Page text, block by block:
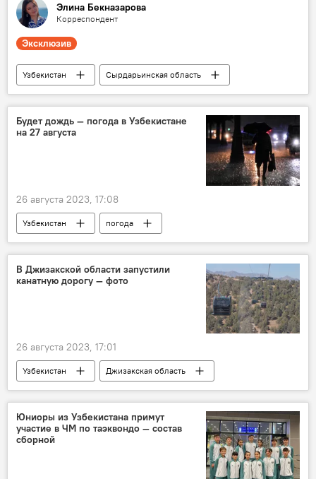
Элина Бекназарова
Корреспондент
Эксклюзив
Узбекистан
Сырдарьинская область
бизнес
Видео
Темур Ихтиеров
инкубатор
цыплята
Продажа
базар
Будет дождь — погода в Узбекистане
на 27 августа
26 августа 2023, 17:08
Узбекистан
погода
погода в Узбекистане
прогноз
прогноз погоды
прогноз погоды по Узбекистану
В Джизакской области запустили
канатную дорогу — фото
26 августа 2023, 17:01
Узбекистан
Джизакская область
канатная дорога
запуск Туризм
Юниоры из Узбекистана примут
участие в ЧМ по таэквондо — состав
сборной